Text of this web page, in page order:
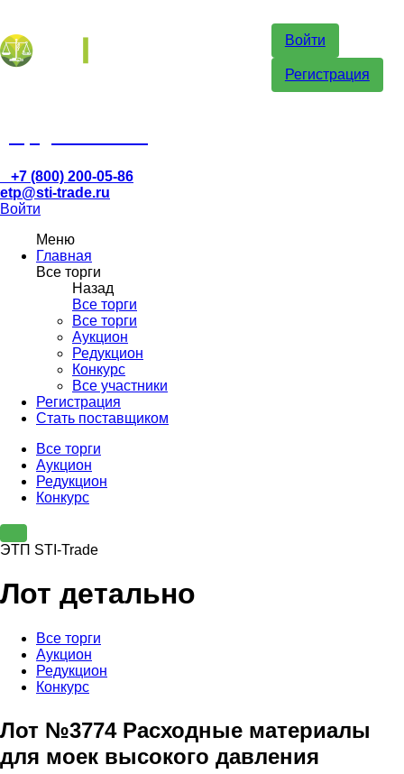
Войти
Регистрация
+7 (800) 200-05-86
etp@sti-trade.ru
Войти
Меню
Главная
Все торги
Назад
Все торги
Все торги
Аукцион
Редукцион
Конкурс
Все участники
Регистрация
Стать поставщиком
Все торги
Аукцион
Редукцион
Конкурс
ЭТП STI-Trade
Лот детально
Все торги
Аукцион
Редукцион
Конкурс
Лот №3774 Расходные материалы
для моек высокого давления